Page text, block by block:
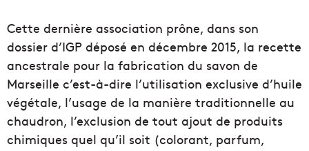
Cette dernière association prône, dans son
dossier d’IGP déposé en décembre 2015, la recette
ancestrale pour la fabrication du savon de
Marseille c’est-à-dire l’utilisation exclusive d’huile
végétale, l’usage de la manière traditionnelle au
chaudron, l’exclusion de tout ajout de produits
chimiques quel qu’il soit (colorant, parfum,